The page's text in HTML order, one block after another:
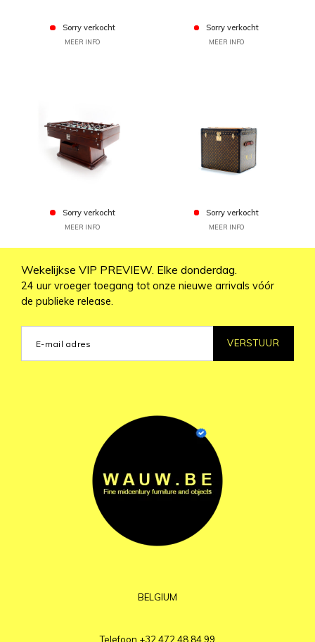
Sorry verkocht
MEER INFO
Sorry verkocht
MEER INFO
Sorry verkocht
MEER INFO
Sorry verkocht
MEER INFO
Wekelijkse VIP PREVIEW. Elke donderdag.
24 uur vroeger toegang tot onze nieuwe arrivals vóór
de publieke release.
VERSTUUR
BELGIUM
Telefoon +32 472 48 84 99